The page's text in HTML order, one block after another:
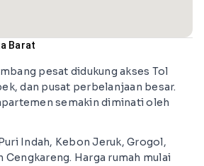
Barat
pesat didukung akses Tol
dan pusat perbelanjaan besar.
semakin diminati oleh
Indah, Kebon Jeruk, Grogol,
Cengkareng. Harga rumah mulai